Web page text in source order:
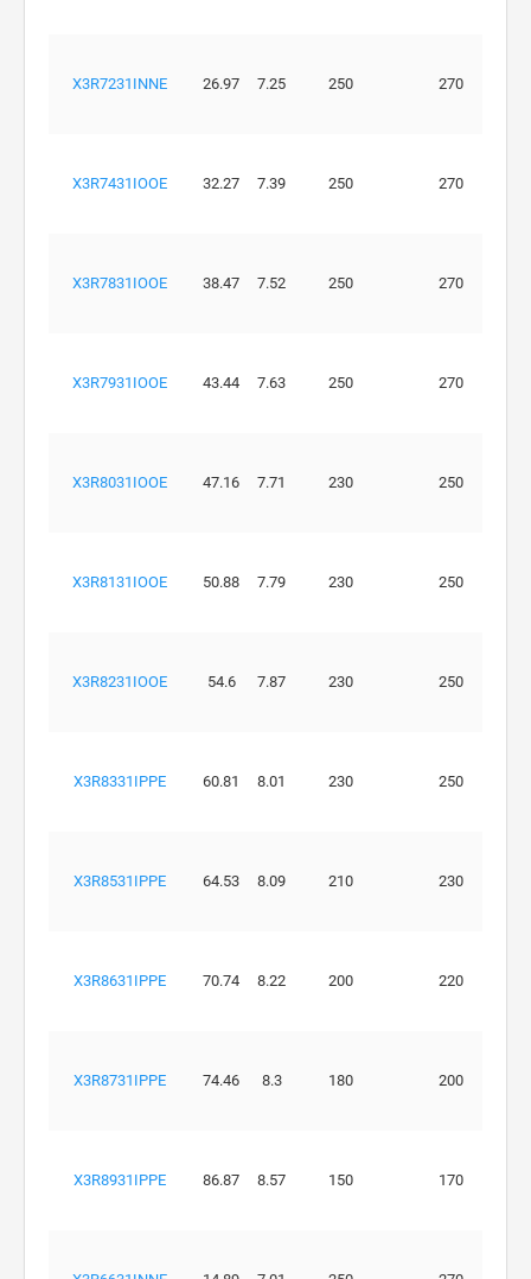
X3R7231INNE 26.97 7.25 250 270
X3R7431IOOE 32.27 7.39 250 270
X3R7831IOOE 38.47 7.52 250 270
X3R7931IOOE 43.44 7.63 250 270
X3R8031IOOE 47.16 7.71 230 250
X3R8131IOOE 50.88 7.79 230 250
X3R8231IOOE 54.6 7.87 230 250
X3R8331IPPE 60.81 8.01 230 250
X3R8531IPPE 64.53 8.09 210 230
X3R8631IPPE 70.74 8.22 200 220
X3R8731IPPE 74.46 8.3 180 200
X3R8931IPPE 86.87 8.57 150 170